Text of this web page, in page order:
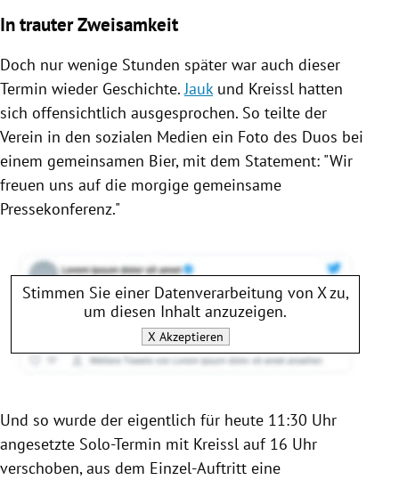
In trauter Zweisamkeit
Doch nur wenige Stunden später war auch dieser
Termin wieder Geschichte.Jaukund Kreissl hatten
sich offensichtlich ausgesprochen. So teilte der
Verein in den sozialen Medien ein Foto des Duos bei
einem gemeinsamen Bier, mit dem Statement: "Wir
freuen uns auf die morgige gemeinsame
Pressekonferenz."
Stimmen Sie einer Datenverarbeitung von Xzu,
um diesen Inhalt anzuzeigen.
X Akzeptieren
Und so wurde der eigentlich für heute 11:30 Uhr
angesetzte Solo-Termin mit Kreissl auf 16 Uhr
verschoben, aus dem Einzel-Auftritt eine